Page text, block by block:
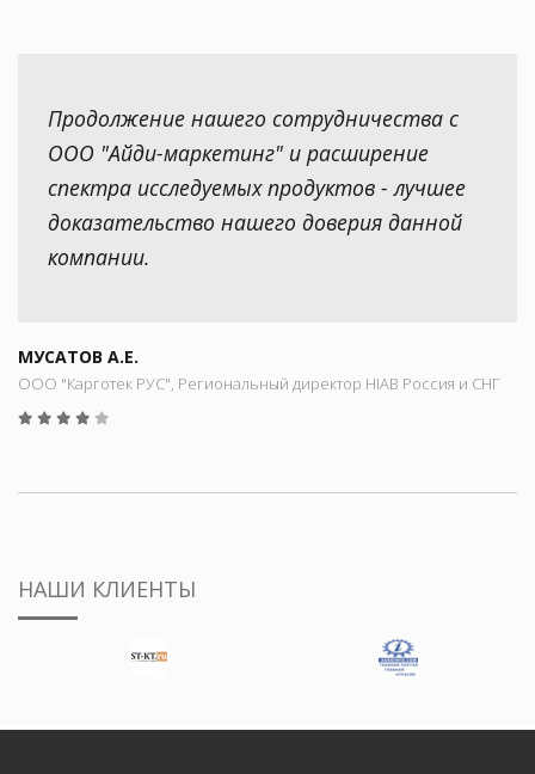
Продолжение нашего сотрудничества с
ООО "Айди-маркетинг" и расширение
спектра исследуемых продуктов - лучшее
доказательство нашего доверия данной
компании.
МУСАТОВ А.Е.
ООО "Карготек РУС", Региональный директор HIAB Россия и СНГ
НАШИ КЛИЕНТЫ